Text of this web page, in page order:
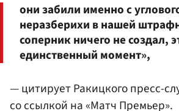
они забили именно с
неразберихи в нашей
соперник ничего не создал,
единственный момент»,
— цитирует Ракицкого пресс-
со ссылкой на «Матч Премьер».